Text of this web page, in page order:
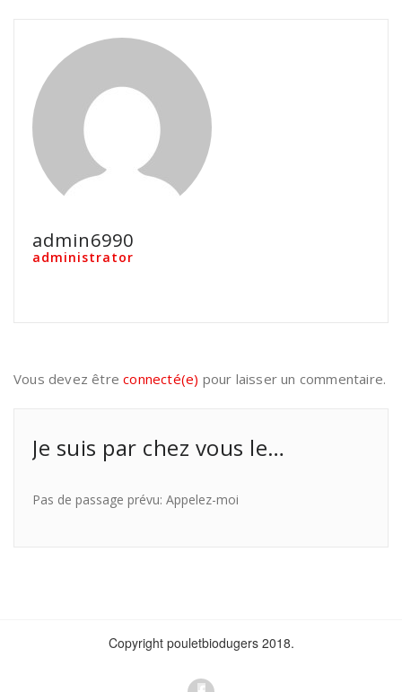
admin6990
administrator
Vous devez êtreconnecté(e) pour laisser un commentaire.
Je suis par chez vous le…
Pas de passage prévu: Appelez-moi
Copyright pouletbiodugers 2018.